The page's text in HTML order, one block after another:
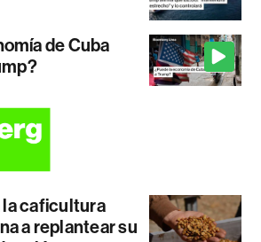
de Cuba
la caficultura
a replantear su